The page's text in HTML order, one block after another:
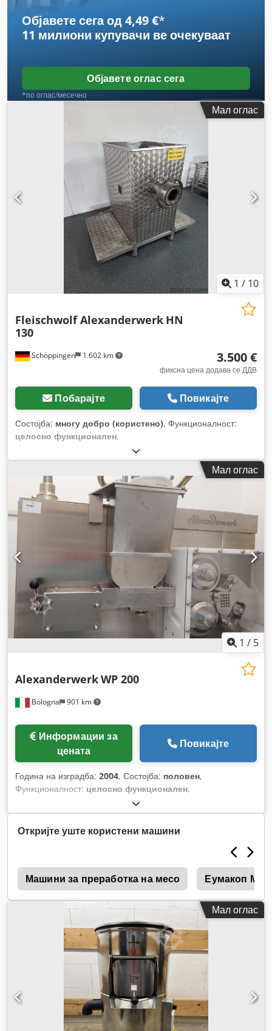
Објавете сега од 4,49 €*
11 милиони купувачи ве очекуваат
Објавете оглас сега
*по оглас/месечно
Мал оглас
1 / 10
Schöppingen 1.602 km
Fleischwolf Alexanderwerk HN
130
3.500 €
фиксна цена додава се ДДВ
Побарајте Повикајте
Состојба: многу добро (користено), Функционалност:
целосно функционален,
Мал оглас
1 / 5
Bologna 901 km
AlexanderwerkWP 200
цената
Повикајте
Година на изградба: 2004, Состојба: половен,
Функционалност: целосно функционален,
Откријте уште користени машини
Машини за преработка на месо Еумакоп
Мал оглас